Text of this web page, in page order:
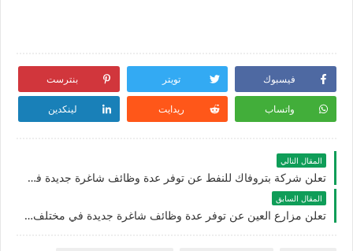
فيسبوك تويتر بنترست
واتساب ريدايت لينكدين
المقال التالي
تعلن شركة بتروفاك للنفط عن توفر عدة وظائف شاغرة جديدة في مختلف التخصصات للجنسيين في الامارات
المقال السابق
تعلن مزارع العين عن توفر عدة وظائف شاغرة جديدة في مختلف التخصصات بالعين في الامارات